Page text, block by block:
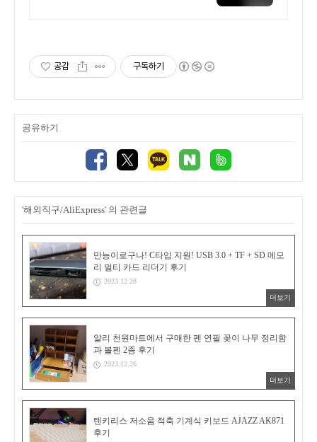
공감 구독하기
공유하기
'해외직구/AliExpress' 의 관련글
만능이로구나! C타입 지원! USB 3.0 + TF + SD 메모
리 멀티 카드 리더기 후기
2023.12.28
더보기
알리 천원마트에서 구매한 펜 연필 꽂이 나무 정리함
과 볼펜 2종 후기
2023.12.26
더보기
텐키리스 저소음 적축 기계식 키보드 AJAZZ AK871
후기